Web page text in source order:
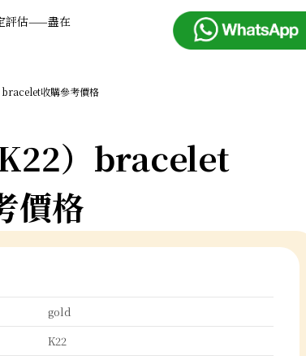
評估——盡在
收購參考價格
）bracelet
價格
gold
K22